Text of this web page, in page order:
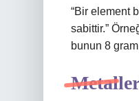
“Bir element
sabittir.”
bunun 8